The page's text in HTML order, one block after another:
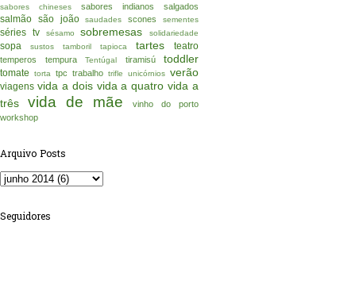
sabores chineses sabores indianos salgados
salmão são joão saudades scones sementes
séries tv sésamo sobremesas solidariedade
sopa sustos tamboril tapioca tartes teatro
temperos tempura Tentúgal tiramisú toddler
tomate torta tpc trabalho trifle unicórnios verão
viagens vida a dois vida a quatro vida a
três
vida de mãe
vinho do porto
workshop
Arquivo Posts
Seguidores